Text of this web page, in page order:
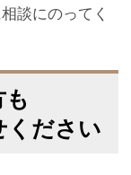
談にのってく
ください